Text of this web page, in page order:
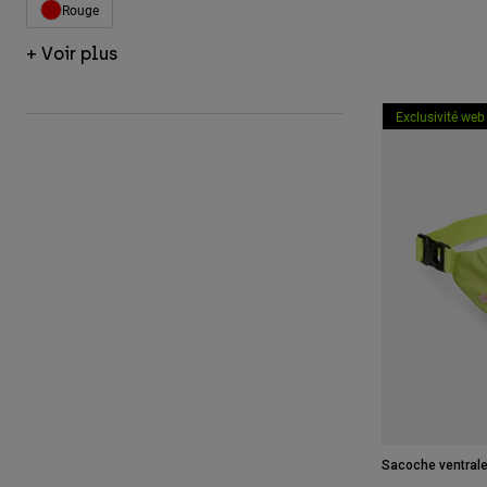
Rouge
Affiner par Couleur : Rouge
+ Voir plus
Exclusivité web
Sacoche